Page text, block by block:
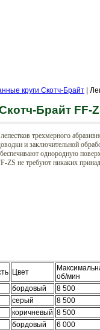
круги Скотч-Брайт |
Брайт FF-
трехмерного
и заключительной
однородную
не требуют никаких
Цвет
об/мин
бордовый 8 500
серый 8 500
коричневый 8 500
бордовый 6 000